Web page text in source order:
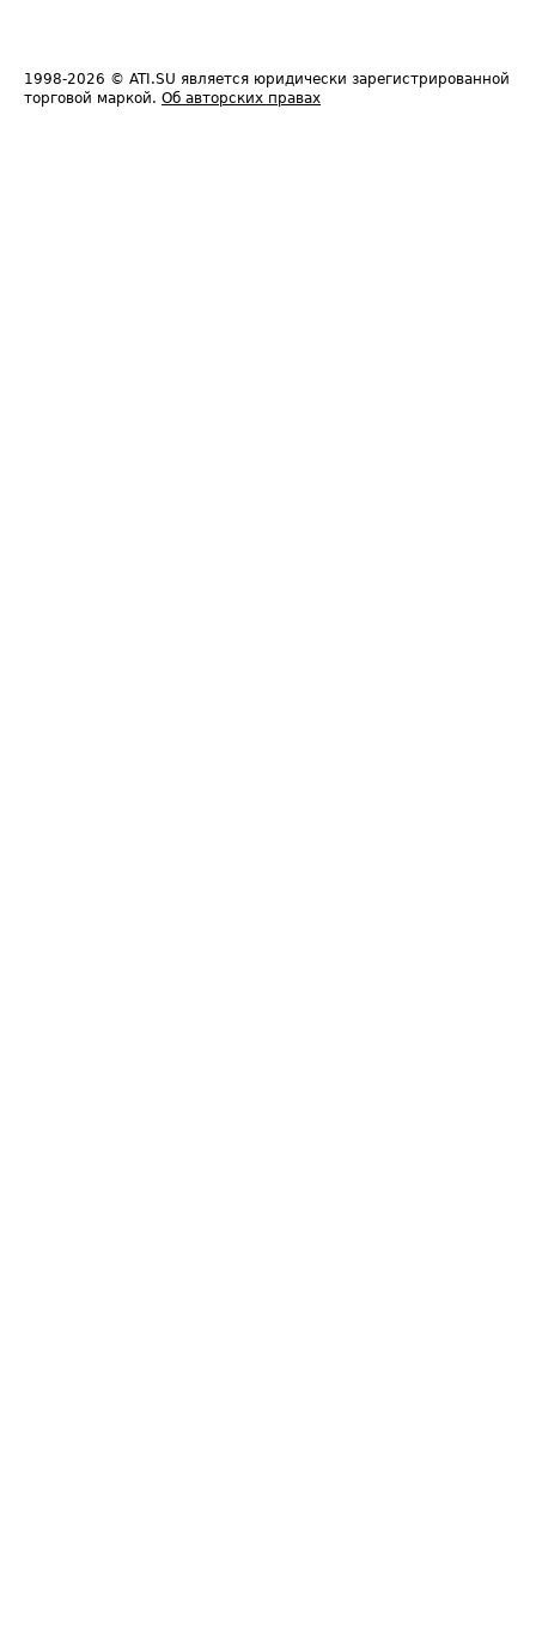
1998-2026 © ATI.SU является юридически зарегистрированной
торговой маркой. Об авторских правах